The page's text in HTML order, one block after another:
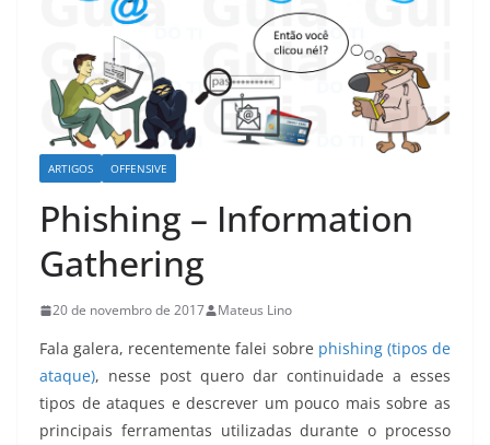
ARTIGOS OFFENSIVE
Phishing – Information
Gathering
20 de novembro de 2017 Mateus Lino
Fala galera, recentemente falei sobre phishing (tipos de
ataque), nesse post quero dar continuidade a esses
tipos de ataques e descrever um pouco mais sobre as
principais ferramentas utilizadas durante o processo